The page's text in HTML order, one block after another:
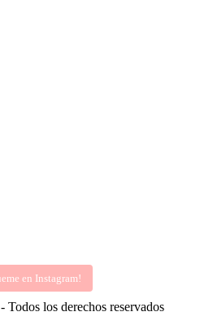
en Instagram!
los derechos reservados